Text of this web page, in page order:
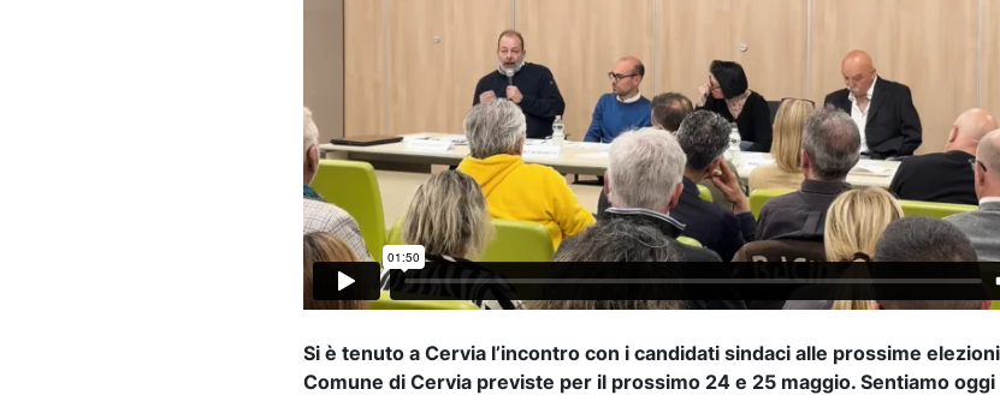
Si è tenuto a Cervia l’incontro con i candidati sindaci alle prossime
Comune di Cervia previste per il prossimo 24 e 25 maggio. Sentiamo